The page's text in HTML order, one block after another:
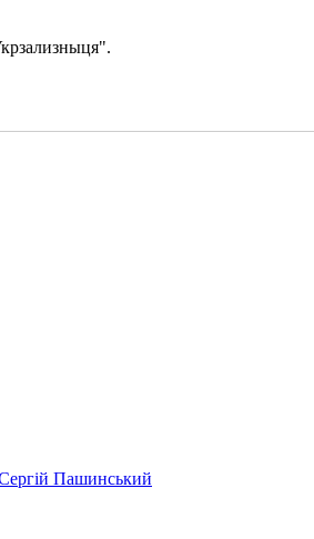
Пашинський